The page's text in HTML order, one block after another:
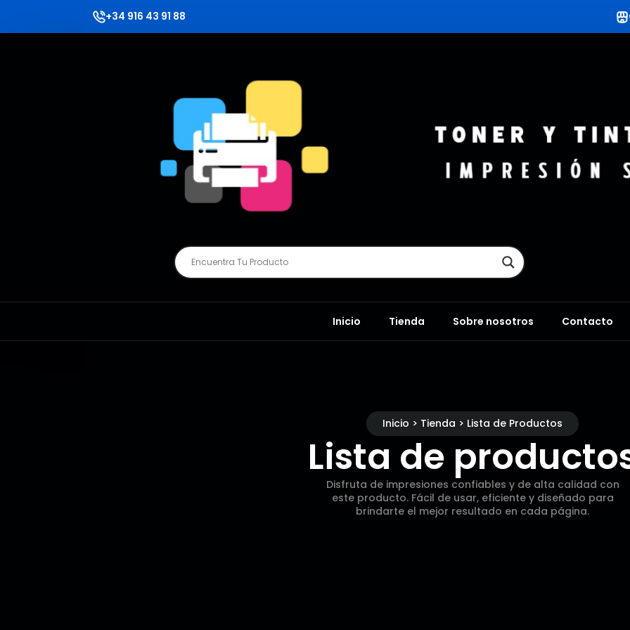
+34 916 43 91 88
Inicio Tienda Sobre nosotros Contacto
Inicio > Tienda > Lista de Productos
Lista de
Disfruta de impresiones confiables y de alta calidad con
este producto. Fácil de usar, eficiente y diseñado para
brindarte el mejor resultado en cada página.